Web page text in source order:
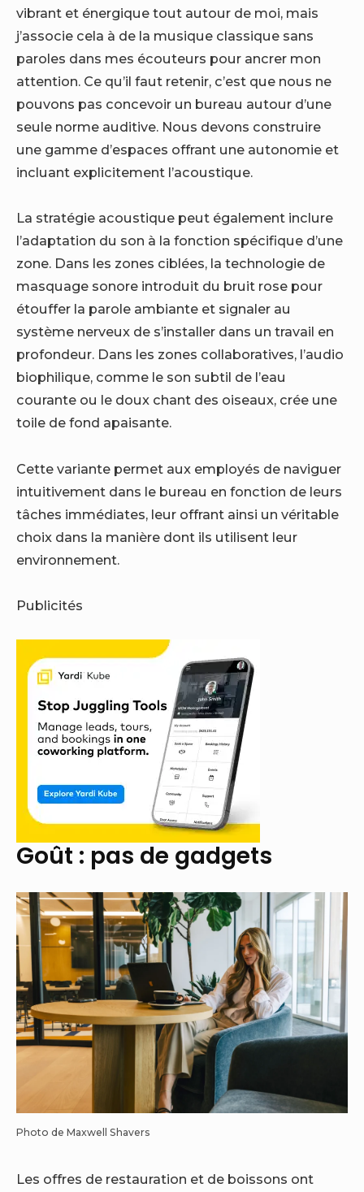
vibrant et énergique tout autour de moi, mais
j’associe cela à de la musique classique sans
paroles dans mes écouteurs pour ancrer mon
attention. Ce qu’il faut retenir, c’est que nous ne
pouvons pas concevoir un bureau autour d’une
seule norme auditive. Nous devons construire
une gamme d’espaces offrant une autonomie et
incluant explicitement l’acoustique.
La stratégie acoustique peut également inclure
l’adaptation du son à la fonction spécifique d’une
zone. Dans les zones ciblées, la technologie de
masquage sonore introduit du bruit rose pour
étouffer la parole ambiante et signaler au
système nerveux de s’installer dans un travail en
profondeur. Dans les zones collaboratives, l’audio
biophilique, comme le son subtil de l’eau
courante ou le doux chant des oiseaux, crée une
toile de fond apaisante.
Cette variante permet aux employés de naviguer
intuitivement dans le bureau en fonction de leurs
tâches immédiates, leur offrant ainsi un véritable
choix dans la manière dont ils utilisent leur
environnement.
Publicités
Goût : pas de gadgets
Photo de Maxwell Shavers
Les offres de restauration et de boissons ont